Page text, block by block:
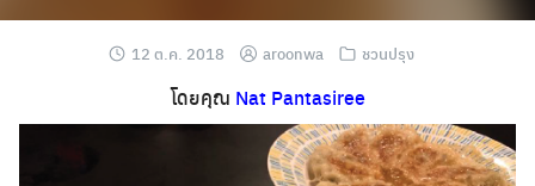
12 ต.ค. 2018 aroonwa ชวนปรุง
โดยคุณ Nat Pantasiree